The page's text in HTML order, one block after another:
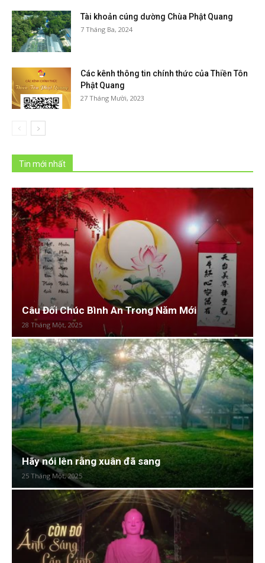
Tài khoản cúng dường Chùa Phật Quang
7 Tháng Ba, 2024
Các kênh thông tin chính thức của Thiền Tôn
Phật Quang
27 Tháng Mười, 2023
Tin mới nhất
Câu Đối Chúc Bình An Trong Năm Mới
28 Tháng Một, 2025
Hãy nói lên rằng xuân đã sang
25 Tháng Một, 2025